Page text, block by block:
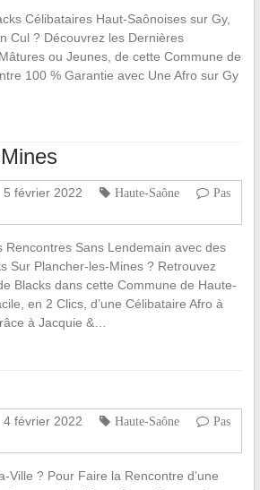
Célibataires Haut-Saônoises sur Gy,
Cul ? Découvrez les Dernières
ou Jeunes, de cette Commune de
100 % Garantie avec Une Afro sur Gy
5 février 2022 Haute-Saône
Pas
Rencontres Sans Lendemain avec des
Sur Plancher-les-Mines ? Retrouvez
Blacks dans cette Commune de Haute-
en 2 Clics, d’une Célibataire Afro à
à Jacquie &…
4 février 2022 Haute-Saône
Pas
Ville ? Pour Faire la Rencontre d’une